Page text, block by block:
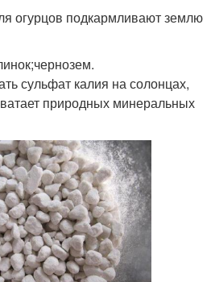
огурцов подкармливают землю
сульфат калия на солонцах,
природных минеральных